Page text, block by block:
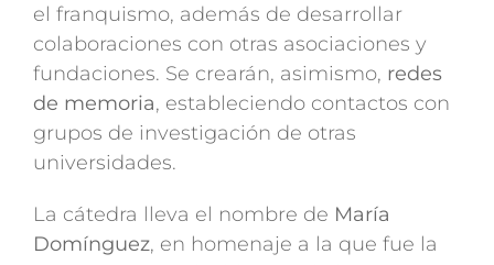
el franquismo, además de desarrollar
colaboraciones con otras asociaciones y
fundaciones. Se crearán, asimismo, redes
de memoria, estableciendo contactos con
grupos de investigación de otras
universidades.
La cátedra lleva el nombre de María
Domínguez, en homenaje a la que fue la